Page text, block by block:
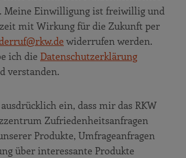
Meine Einwilligung ist freiwillig und
mit Wirkung für die Zukunft per
widerrufen werden.
ich die Datenschutzerklärung
verstanden.
ein, dass mir das RKW
Zufriedenheitsanfragen
Produkte, Umfrageanfragen
über interessante Produkte